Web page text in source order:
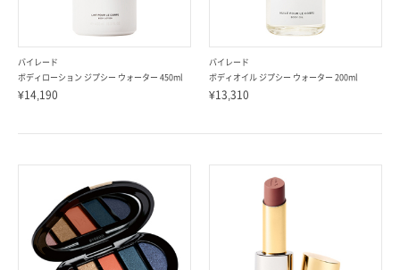
バイレード
ボディローション ジプシー ウォーター 450ml
¥14,190
バイレード
ボディオイル ジプシー ウォーター 200ml
¥13,310